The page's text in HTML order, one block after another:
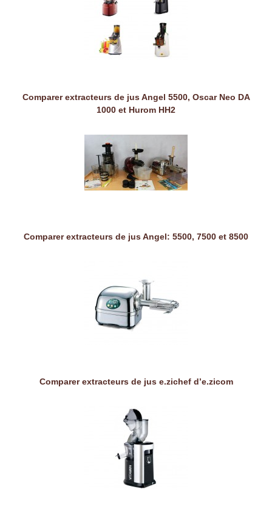
Comparer extracteurs de jus Angel 5500, Oscar Neo DA
1000 et Hurom HH2
Comparer extracteurs de jus Angel: 5500, 7500 et 8500
Comparer extracteurs de jus e.zichef d’e.zicom